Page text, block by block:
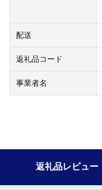
配送
返礼品コード
事業者名
返礼品レビュー